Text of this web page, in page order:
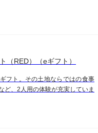
（RED）（eギフト）
フト。その土地ならではの食事
ど、2人用の体験が充実していま